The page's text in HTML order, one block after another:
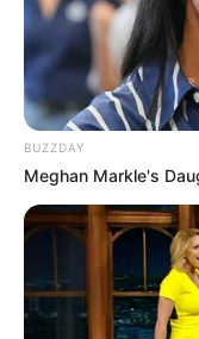
BUZZDAY
Meghan Markle's